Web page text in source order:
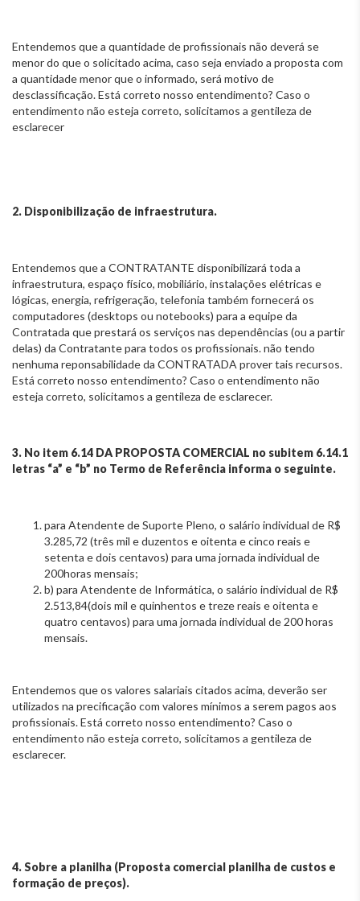
Entendemos que a quantidade de profissionais não deverá se
menor do que o solicitado acima, caso seja enviado a proposta com
a quantidade menor que o informado, será motivo de
desclassificação. Está correto nosso entendimento? Caso o
entendimento não esteja correto, solicitamos a gentileza de
esclarecer
2. Disponibilização de infraestrutura.
Entendemos que a CONTRATANTE disponibilizará toda a
infraestrutura, espaço físico, mobiliário, instalações elétricas e
lógicas, energia, refrigeração, telefonia também fornecerá os
computadores (desktops ou notebooks) para a equipe da
Contratada que prestará os serviços nas dependências (ou a partir
delas) da Contratante para todos os profissionais. não tendo
nenhuma reponsabilidade da CONTRATADA prover tais recursos.
Está correto nosso entendimento? Caso o entendimento não
esteja correto, solicitamos a gentileza de esclarecer.
3. No item 6.14 DA PROPOSTA COMERCIAL no subitem 6.14.1
letras “a” e “b” no Termo de Referência informa o seguinte.
para Atendente de Suporte Pleno, o salário individual de R$
3.285,72 (três mil e duzentos e oitenta e cinco reais e
setenta e dois centavos) para uma jornada individual de
200horas mensais;
b) para Atendente de Informática, o salário individual de R$
2.513,84(dois mil e quinhentos e treze reais e oitenta e
quatro centavos) para uma jornada individual de 200 horas
mensais.
Entendemos que os valores salariais citados acima, deverão ser
utilizados na precificação com valores mínimos a serem pagos aos
profissionais. Está correto nosso entendimento? Caso o
entendimento não esteja correto, solicitamos a gentileza de
esclarecer.
4. Sobre a planilha (Proposta comercial planilha de custos e
formação de preços).